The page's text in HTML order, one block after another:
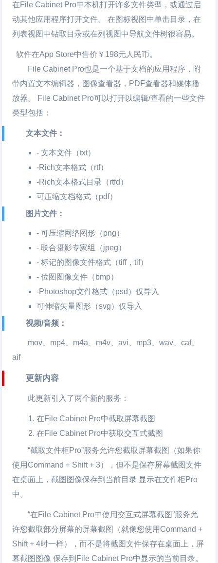
在File Cabinet Pro中本机打开许多文件类型，或通过启
动其他应用程序打开文件。 在图标视图中单击目录，在
列表视图中钻取目录或在列视图中导航文件树很容易。
软件在App Store中售价￥198元人民币。
File Cabinet Pro也是一个基于文档的应用程序，附
带内置文本编辑器，图像查看器，PDF查看器和媒体播
放器。 File Cabinet Pro可以打开以编辑/查看的一些文件
类型包括：
文本文件：
- 文本文件（txt）
-Rich文本格式（rtf）
-Rich文本格式目录（rtfd）
可压缩文档格式（pdf）
图片文件：
- 可压缩网络图形（png）
- 联合摄影专家组（jpeg）
- 标记的图像文件格式（tiff，tif）
- 位图图像文件（bmp）
-Photoshop文件格式（psd）仅导入
可伸缩矢量图形（svg）仅导入
视频/音频：
mov、mp4、m4a、m4v、avi、mp3、wav、caf、
aif
更新内容
此更新引入了两个新的服务：
在File Cabinet Pro中截取屏幕截图
在File Cabinet Pro中获取交互式截图
“截取文件柜Pro”服务允许您截取屏幕截图（如果你
使用Command + Shift + 3），但不是保存屏幕截图文件
在桌面上，截图图像保存到当前目录 显示在文件柜Pro
中。
“在File Cabinet Pro中使用交互式屏幕截图”服务允
许您截取部分屏幕的屏幕截图（就像您使用Command +
Shift + 4时一样），而不是将截图文件保存在桌面上，屏
幕截图图像 保存到File Cabinet Pro中显示的当前目录。